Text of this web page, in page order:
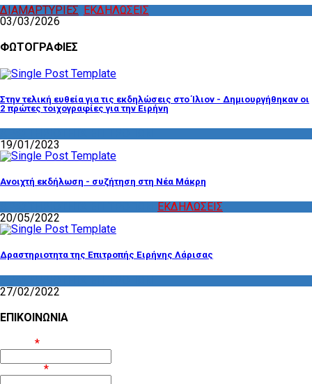
ΔΙΑΜΑΡΤΥΡΙΕΣ ΕΚΔΗΛΩΣΕΙΣ
03/03/2026
ΦΩΤΟΓΡΑΦΙΕΣ
Στην τελική ευθεία για τις εκδηλώσεις στο Ίλιον - Δημιουργήθηκαν οι
2 πρώτες τοιχογραφίες για την Ειρήνη
19/01/2023
Ανοιχτή εκδήλωση - συζήτηση στη Νέα Μάκρη
ΕΚΔΗΛΩΣΕΙΣ
20/05/2022
Δραστηριοτητα της Επιτροπής Ειρήνης Λάρισας
27/02/2022
ΕΠΙΚΟΙΝΩΝΙΑ
*
*